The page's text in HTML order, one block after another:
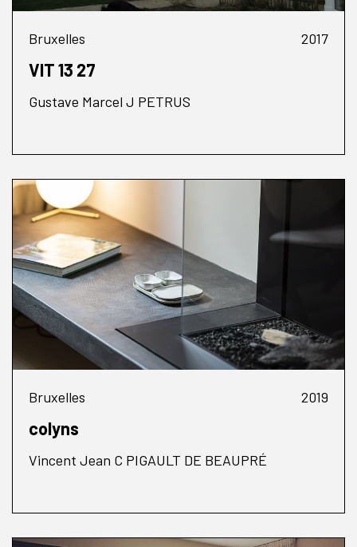
Bruxelles 2017
VIT 13 27
Gustave Marcel J PETRUS
Bruxelles 2019
colyns
Vincent Jean C PIGAULT DE BEAUPRÉ